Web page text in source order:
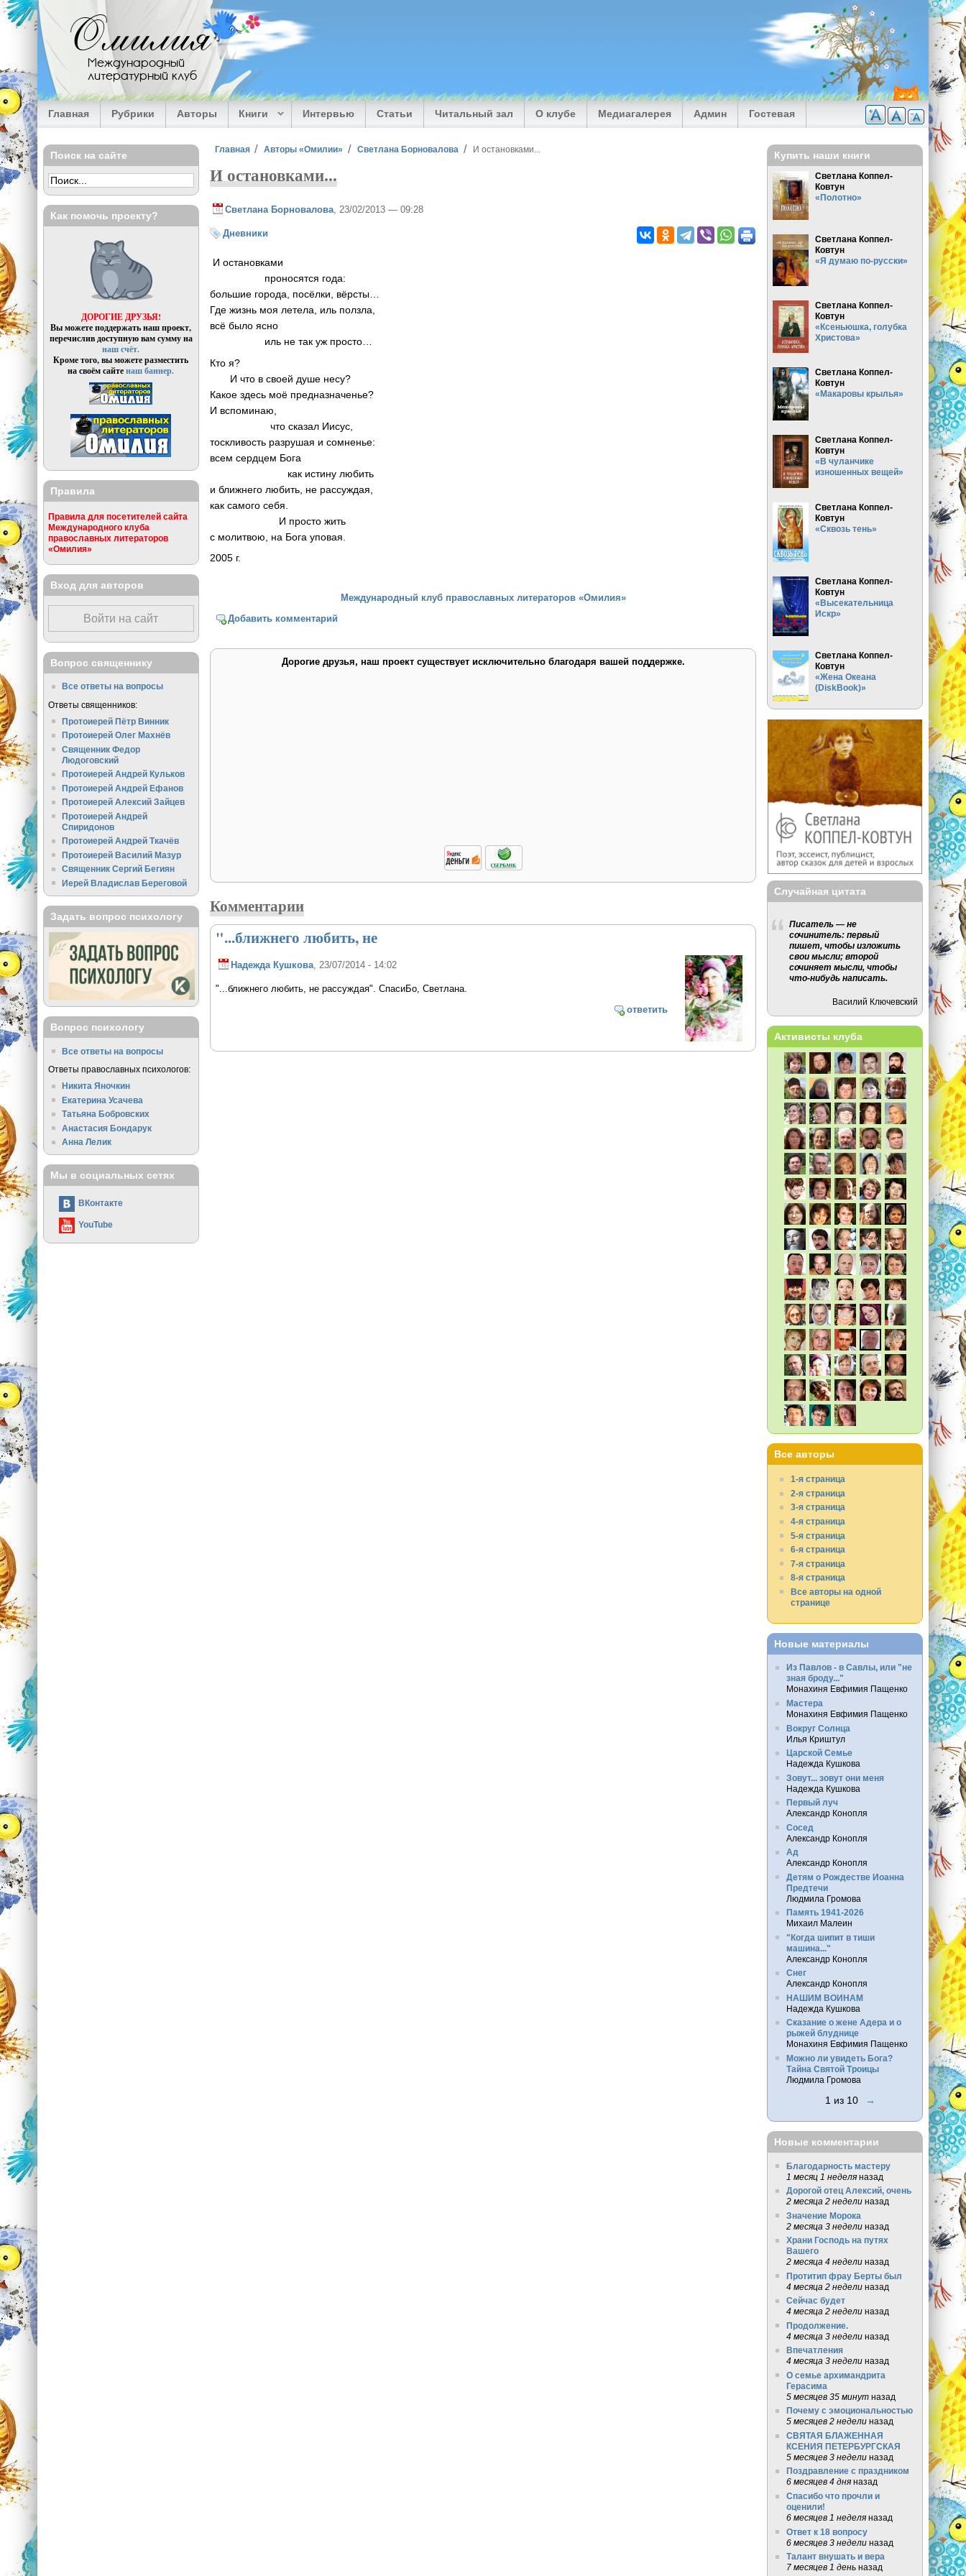
Перейти к основному содержанию
Омилия
Международный
литературный клуб
Главная Рубрики Авторы Книги Интервью Статьи Читальный зал О клубе Медиагалерея Админ Гостевая
Вы здесь
Главная Авторы «Омилии» Светлана Борновалова И остановками...
И остановками...
Светлана Борновалова , 23/02/2013 — 09:28
Дневники
И остановками
проносятся года:
большие города, посёлки, вёрсты…
Где жизнь моя летела, иль ползла,
всё было ясно
иль не так уж просто…
Кто я?
И что в своей душе несу?
Какое здесь моё предназначенье?
И вспоминаю,
что сказал Иисус,
тоскливость разрушая и сомненье:
всем сердцем Бога
как истину любить
и ближнего любить, не рассуждая,
как самого себя.
И просто жить
с молитвою, на Бога уповая.
2005 г.
Международный клуб православных литераторов «Омилия»
Добавить комментарий
Дорогие друзья, наш проект существует исключительно благодаря вашей поддержке.
Комментарии
"...ближнего любить, не
Надежда Кушкова, 23/07/2014 - 14:02
"...ближнего любить, не рассуждая". СпасиБо, Светлана.
ответить
Поиск на сайте
Как помочь проекту?
ДОРОГИЕ ДРУЗЬЯ!
Вы можете поддержать наш проект,
перечислив доступную вам сумму на
наш счёт.
Кроме того, вы можете разместить
на своём сайтенаш баннер.
Правила
Правила для посетителей сайта
Международного клуба
православных литераторов
«Омилия»
Вход для авторов
Войти на сайт
Вопрос священнику
Все ответы на вопросы
Ответы священников:
Протоиерей Пётр Винник
Протоиерей Олег Махнёв
Священник Федор
Людоговский
Протоиерей Андрей Кульков
Протоиерей Андрей Ефанов
Протоиерей Алексий Зайцев
Протоиерей Андрей
Спиридонов
Протоиерей Андрей Ткачёв
Протоиерей Василий Мазур
Священник Сергий Бегиян
Иерей Владислав Береговой
Задать вопрос психологу
Вопрос психологу
Все ответы на вопросы
Ответы православных психологов:
Никита Яночкин
Екатерина Усачева
Татьяна Бобровских
Анастасия Бондарук
Анна Лелик
Мы в социальных сетях
ВКонтакте
YouTube
Купить наши книги
Светлана Коппел-
Ковтун
«Полотно»
Светлана Коппел-
Ковтун
«Я думаю по-русски»
Светлана Коппел-
Ковтун
«Ксеньюшка, голубка
Христова»
Светлана Коппел-
Ковтун
«Макаровы крылья»
Светлана Коппел-
Ковтун
«В чуланчике
изношенных вещей»
Светлана Коппел-
Ковтун
«Сквозь тень»
Светлана Коппел-
Ковтун
«Высекательница
Искр»
Светлана Коппел-
Ковтун
«Жена Океана
(DiskBook)»
Случайная цитата
Писатель — не
сочинитель: первый
пишет, чтобы изложить
свои мысли; второй
сочиняет мысли, чтобы
что-нибудь написать.
Василий Ключевский
Активисты клуба
Все авторы
1-я страница
2-я страница
3-я страница
4-я страница
5-я страница
6-я страница
7-я страница
8-я страница
Все авторы на одной
странице
Новые материалы
Из Павлов - в Савлы, или "не
зная броду..."
Монахиня Евфимия Пащенко
Мастера
Монахиня Евфимия Пащенко
Вокруг Солнца
Илья Криштул
Царской Семье
Надежда Кушкова
Зовут... зовут они меня
Надежда Кушкова
Первый луч
Александр Конопля
Сосед
Александр Конопля
Ад
Александр Конопля
Детям о Рождестве Иоанна
Предтечи
Людмила Громова
Память 1941-2026
Михаил Малеин
"Когда шипит в тиши
машина..."
Александр Конопля
Снег
Александр Конопля
НАШИМ ВОИНАМ
Надежда Кушкова
Сказание о жене Адера и о
рыжей блуднице
Монахиня Евфимия Пащенко
Можно ли увидеть Бога?
Тайна Святой Троицы
Людмила Громова
1 из 10 →
Новые комментарии
Благодарность мастеру
1 месяц 1 неделяназад
Дорогой отец Алексий, очень
2 месяца 2 неделиназад
Значение Морока
2 месяца 3 неделиназад
Храни Господь на путях
Вашего
2 месяца 4 неделиназад
Протитип фрау Берты был
4 месяца 2 неделиназад
Сейчас будет
4 месяца 2 неделиназад
Продолжение.
4 месяца 3 неделиназад
Впечатления
4 месяца 3 неделиназад
О семье архимандрита
Герасима
5 месяцев 35 минутназад
Почему с эмоциональностью
5 месяцев 2 неделиназад
СВЯТАЯ БЛАЖЕННАЯ
КСЕНИЯ ПЕТЕРБУРГСКАЯ
5 месяцев 3 неделиназад
Поздравление с праздником
6 месяцев 4 дняназад
Спасибо что прочли и
оценили!
6 месяцев 1 неделяназад
Ответ к 18 вопросу
6 месяцев 3 неделиназад
Талант внушать и вера
7 месяцев 1 деньназад